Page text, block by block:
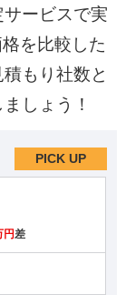
ービスで実
を比較した
もり社数と
しょう！
PICK UP
円差